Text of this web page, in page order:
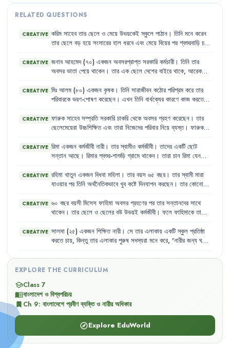
RELATED QUESTIONS
CREATIVE করিম সাহেব তার ছেলে ও মেয়ে উভয়কেই স্কুলে পাঠান । তিনি মনে করেন
তার ছেলে বড় হয়ে সংসারের হাল ধরবে এবং মেয়ে বিয়ের পর শ্বশুরবাড়ি চলে
উচ্চশিক্ষার সুযোগ দিতে রাজি নন।
CREATIVE জনাব আহমেদ (৭০) একজন অবসরপ্রাপ্ত সরকারি কর্মচারী। তিনি তার
অবসর ভাতা পেয়ে থাকেন । তার এক ছেলে দেশের বাইরে থাকে, আরেক
এবং তার দেখাশোনা করার কেউ নেই।
CREATIVE মিঃ আলম (৮০) একজন কৃষক। তিনি সারাজীবন কঠোর পরিশ্রম করে তার
পরিবারকে ভরণ-পোষণ করেছেন । এখন তিনি বার্ধক্যের কারণে কাজ করতে
করতে প্রস্তুত নয় এবং তিনি প্রায়শই অনাহারে থাকেন।
CREATIVE ফারুক সাহেব সম্প্রতি সরকারি চাকরি থেকে অবসর গ্রহণ করেছেন । তার
ছেলেমেয়েরা উচ্চশিক্ষিত এবং তারা নিজেদের পরিবার নিয়ে ব্যস্ত। ফারুক
করার সুযোগ পান না। তার স্ত্রী অসুস্থ হওয়ায় তিনি নিজেও শারীরিক
জটিলতায় ভুগছেন কিন্তু প্রয়োজনীয় চিকিৎসার সুযোগ পাচ্ছেন না।
CREATIVE রিমা একজন কর্মজীবী নারী। তার স্বামীও কর্মজীবী। তাদের একটি ছোট
সন্তান আছে । রিমার শ্বশুর-শাশুড়ি গ্রামে থাকেন । তারা চান রিমা যেন
স্বাধীনতা এবং কর্মজীবনের অধিকারকে গুরুত্ব দেয় ।
CREATIVE রহিমা খাতুন একজন বিধবা মহিলা । তার বয়স ৬৫ বছর । তার স্বামী মারা
যাওয়ার পর তিনি অর্থনৈতিকভাবে খুব কষ্টে দিনযাপন করছেন । তার কোনো
কিন্তু এখন বার্ধক্যের কারণে শারীরিক শক্তি কমে যাওয়ায় কোনো কাজ
করতে পারেন না। তিনি প্রায়ই অসুস্থ থাকেন এবং প্রয়োজনীয় ঔষধ কেনার
CREATIVE ৬০ বছর বয়সী মিসেস ফাহিমা অবসর গ্রহণের পর তার সন্তানদের সাথে
থাকেন । তার ছেলে ও ছেলের বউ উভয়ই কর্মজীবী। ফলে ফাহিমাকে তাদের
হয়। এই বয়সে এসব কাজ করা তার পক্ষে কঠিন হয়ে পড়েছে এবং তিনি
প্রায়শই অসুস্থ থাকেন, কিন্তু প্রয়োজনীয় চিকিৎসা সুবিধা পান না।
CREATIVE সালমা (২৫) একজন শিক্ষিত নারী। সে তার এলাকায় একটি স্কুল প্রতিষ্ঠা
করতে চায়, কিন্তু তার এলাকার পুরুষ সদস্যরা মনে করে, 'নারীর জন্য ঘরের
নিরুৎসাহিত করে।
EXPLORE THE CURRICULUM
schoolClass 7
menu_bookবাংলাদেশ ও বিশ্বপরিচয়
bookmark Ch 9: বাংলাদেশে প্রবীণ ব্যক্তি ও নারীর অধিকার
exploreExplore EduWorld